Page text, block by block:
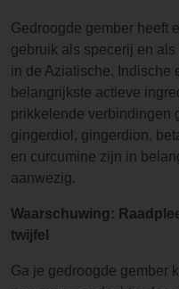
Gedroogde gember heeft
gebruik als specerij en
in de Aziatische, Indische
belangrijkste actieve
prikkelende verbindingen
gingerdiol, gingerdion,
en curcumine zijn in
aanwezig.
Waarschuwing:
twijfel
Ga je gedroogde gember